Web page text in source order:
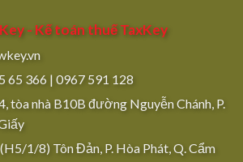
- Kế toán thuế TaxKey
65 366 | 0967 591 128
tòa nhà B10B đường Nguyễn Chánh, P.
1/8) Tôn Đản, P. Hòa Phát, Q. Cẩm